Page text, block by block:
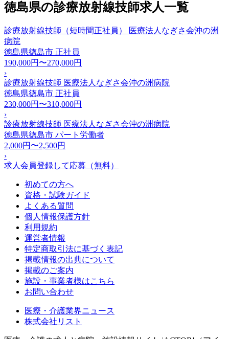
徳島県の診療放射線技師求人一覧
診療放射線技師（短時間正社員） 医療法人なぎさ会沖の洲
病院
徳島県徳島市 正社員
190,000円〜270,000円
›
診療放射線技師 医療法人なぎさ会沖の洲病院
徳島県徳島市 正社員
230,000円〜310,000円
›
診療放射線技師 医療法人なぎさ会沖の洲病院
徳島県徳島市 パート労働者
2,000円〜2,500円
›
求人会員登録して応募（無料）
初めての方へ
資格・試験ガイド
よくある質問
個人情報保護方針
利用規約
運営者情報
特定商取引法に基づく表記
掲載情報の出典について
掲載のご案内
施設・事業者様はこちら
お問い合わせ
医療・介護業界ニュース
株式会社リスト